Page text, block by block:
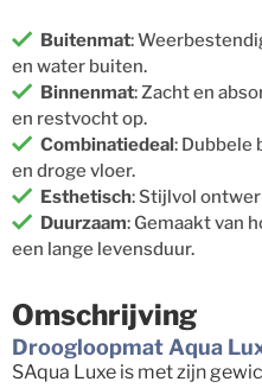
Buitenmat:
en water buiten.
Binnenmat: Zacht en
en restvocht op.
Combinatiedeal: Dubbele
en droge vloer.
Esthetisch: Stijlvol
Duurzaam: Gemaakt van
een lange levensduur.
Omschrijving
Droogloopmat Aqua
SAqua Luxe is met zijn